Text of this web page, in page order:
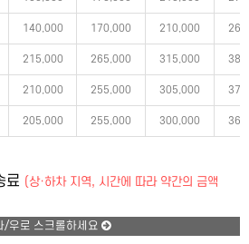
140,000 170,000 210,000
215,000 265,000 315,000
210,000 255,000 305,000
205,000 255,000 300,000
료 (상·하차 지역, 시간에 따라 약간의 금액
/우로 스크롤하세요